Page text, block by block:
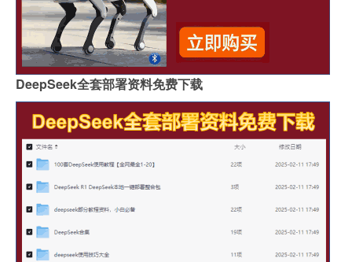
DeepSeek全套部署资料免费下载